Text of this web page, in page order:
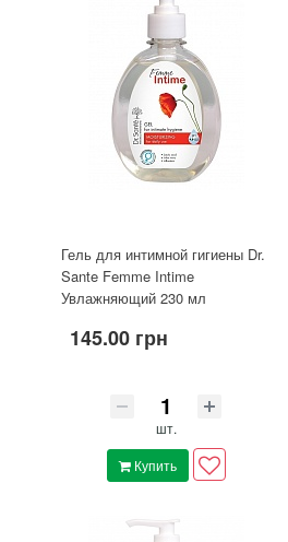
Гель для интимной гигиены Dr.
Sante Femme Intime
Увлажняющий 230 мл
145.00 грн
шт.
Купить